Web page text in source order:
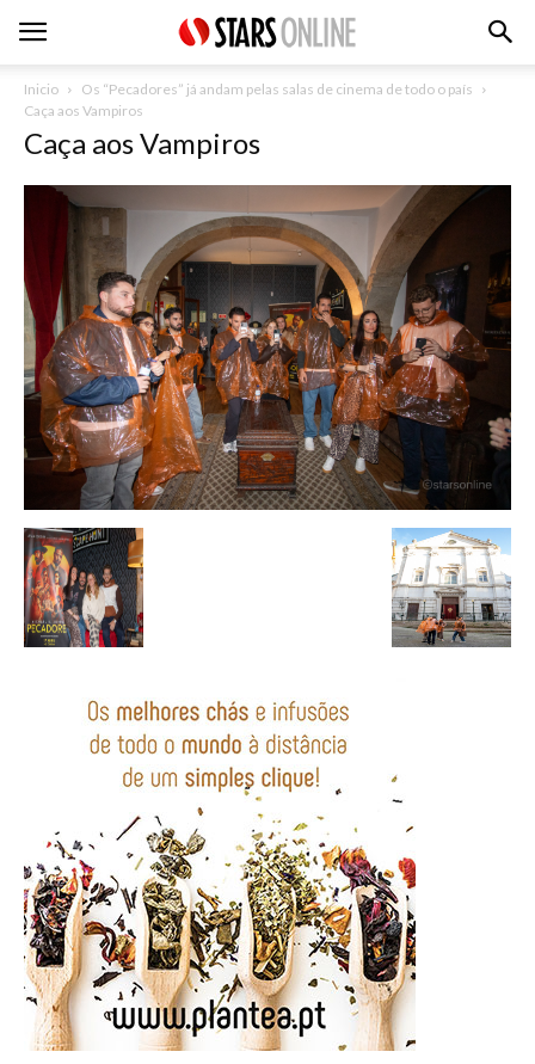
Inicio
Os “Pecadores” já andam pelas salas de cinema de todo o país
Caça aos Vampiros
Caça aos Vampiros